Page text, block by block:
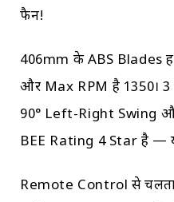
फैन!
406mm के ABS Blades
और Max RPM है 1350।
90° Left-Right Swing
BEE Rating 4 Star है —
Remote Control से